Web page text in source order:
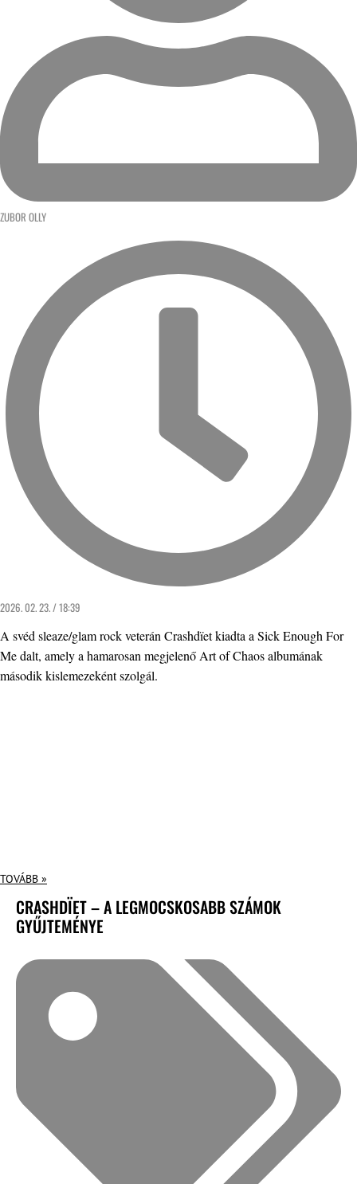
ZUBOR OLLY
2026. 02. 23. / 18:39
A svéd sleaze/glam rock veterán Crashdïet kiadta a Sick Enough For
Me dalt, amely a hamarosan megjelenő Art of Chaos albumának
második kislemezeként szolgál.
TOVÁBB »
CRASHDÏET – A LEGMOCSKOSABB SZÁMOK
GYŰJTEMÉNYE